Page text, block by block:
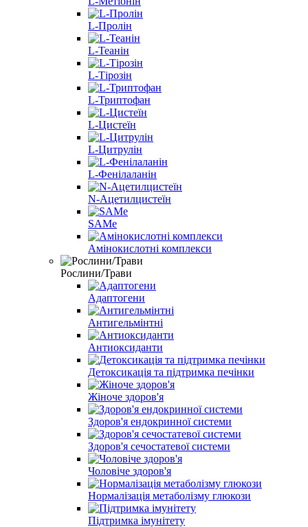
L-Пролін
L-Теанін
L-Тірозін
L-Триптофан
L-Цистеїн
L-Цитрулін
L-Фенілаланін
N-Ацетилцистеїн
SAMe
Амінокислотні комплекси
Рослини/Трави
Адаптогени
Антигельмінтні
Антиоксиданти
Детоксикація та підтримка печінки
Жіноче здоров'я
Здоров'я ендокринної системи
Здоров'я сечостатевої системи
Чоловіче здоров'я
Нормалізація метаболізму глюкози
Підтримка імунітету